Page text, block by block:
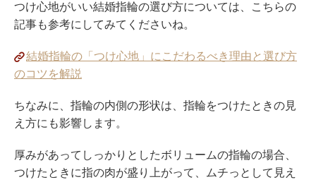
つけ心地がいい結婚指輪の選び方については、こちらの
記事も参考にしてみてくださいね。
結婚指輪の「つけ心地」にこだわるべき理由と選び方
のコツを解説
ちなみに、指輪の内側の形状は、指輪をつけたときの見
え方にも影響します。
厚みがあってしっかりとしたボリュームの指輪の場合、
つけたときに指の肉が盛り上がって、ムチっとして見え